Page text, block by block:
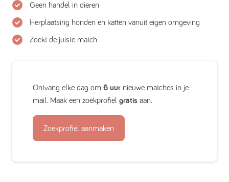
Geen handel in dieren
Herplaatsing honden en katten vanuit eigen omgeving
Zoekt de juiste match
Ontvang elke dag om 6 uur nieuwe matches in je
mail. Maak een zoekprofiel gratis aan.
Zoekprofiel aanmaken